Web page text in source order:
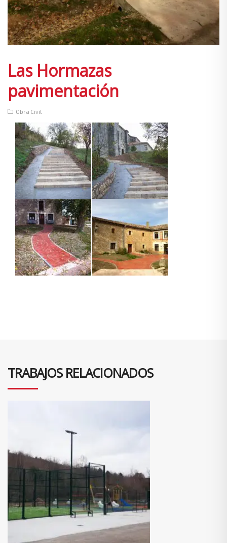
Las Hormazas
pavimentación
Obra Civil
TRABAJOS RELACIONADOS